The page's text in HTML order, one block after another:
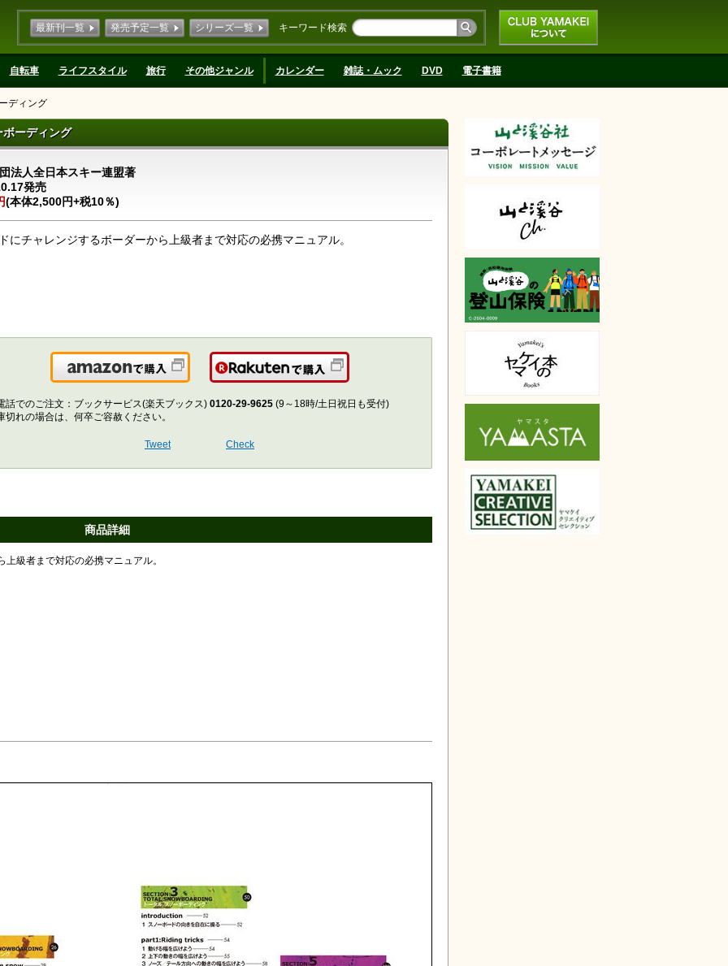
CLUB YAMAKEIにつ
いて
キーワード検索
最新刊一覧 発売予定一覧 シリーズ一覧
自転車 ライフスタイル 旅行 その他ジャンル カレンダー 雑誌・ムック DVD 電子書籍
ディング
ーディング
法人全日本スキー連盟著
発売
(本体2,500円+税10％)
にチャレンジするボーダーから上級者まで対応の必携マニュアル。
Amazonで購入 楽天で購入
でのご注文：ブックサービス(楽天ブックス) 0120-29-9625 (9～18時/土日祝日も受付)
れの場合は、何卒ご容赦ください。
Tweet Check
商品詳細
級者まで対応の必携マニュアル。